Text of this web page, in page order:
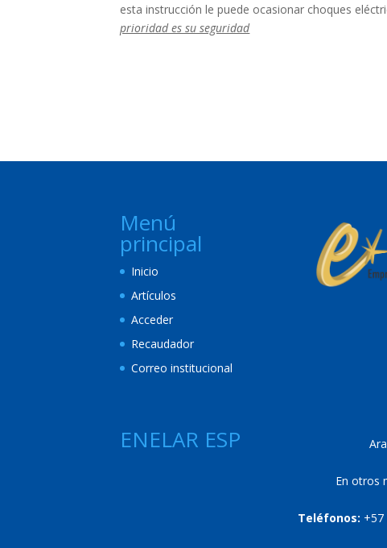
esta instrucción le puede ocasionar choques
prioridad es su seguridad
Menú
principal
Inicio
Artículos
Acceder
Recaudador
Correo institucional
ENELAR ESP
En otros
Teléfonos: